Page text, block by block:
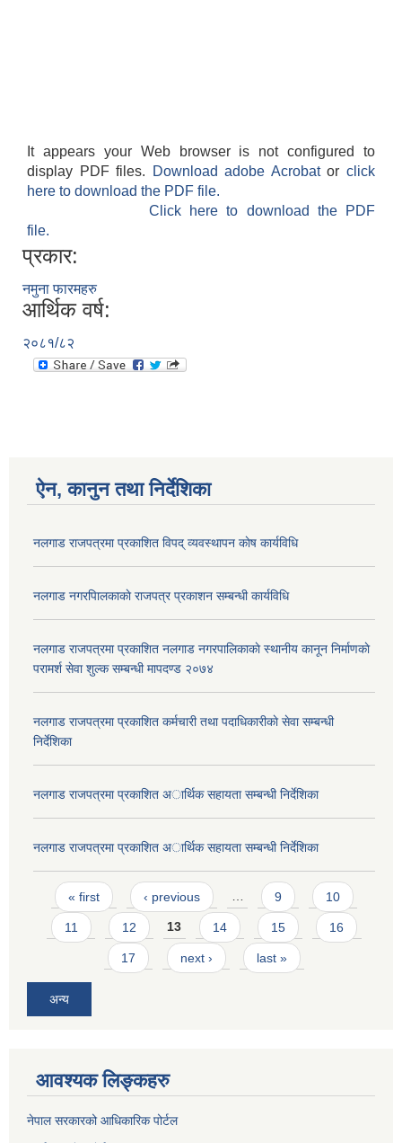
It appears your Web browser is not configured to
display PDF files.
Download adobe Acrobatorclick
here to download the PDF file.
Click here to download the PDF
file.
प्रकार:
नमुना फारमहरु
आर्थिक वर्ष:
२०८१/८२
ऐन, कानुन तथा निर्देशिका
नलगाड राजपत्रमा प्रकाशित विपद् व्यवस्थापन काेष कार्यविधि
नलगाड नगरपािलकाकाे राजपत्र प्रकाशन सम्बन्धी कार्यविधि
नलगाड राजपत्रमा प्रकाशित नलगाड नगरपालिकाकाे स्थानीय कानून निर्माणकाे
परामर्श सेवा शुल्क सम्बन्धी मापदण्ड २०७४
नलगाड राजपत्रमा प्रकाशित कर्मचारी तथा पदाधिकारीकाे सेवा सम्बन्धी
निर्देशिका
नलगाड राजपत्रमा प्रकाशित अार्थिक सहायता सम्बन्धी निर्देशिका
नलगाड राजपत्रमा प्रकाशित अार्थिक सहायता सम्बन्धी निर्देशिका
Pages
« first ‹ previous … 9 10
11 12 13 14 15 16
17 next › last »
अन्य
आवश्यक लिङ्कहरु
नेपाल सरकारको आधिकारिक पोर्टल